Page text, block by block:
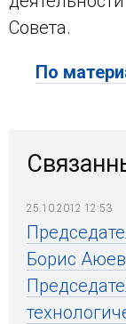
Совета.
По
25.10.2012 12:53
Борис